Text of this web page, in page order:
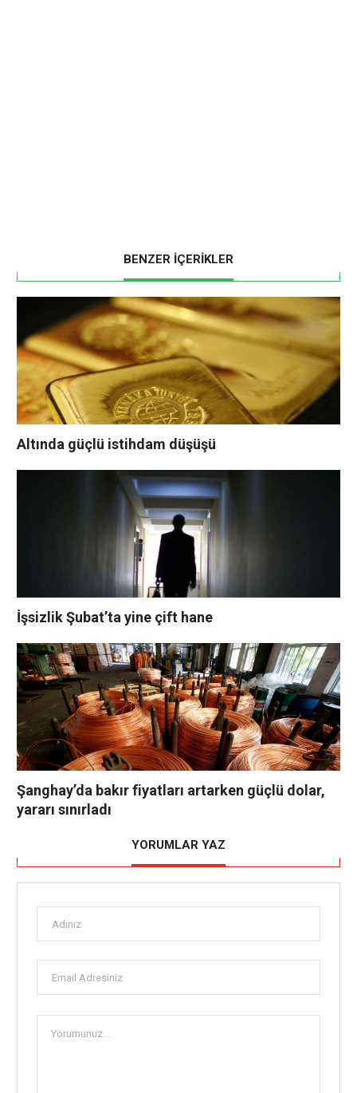
BENZER İÇERİKLER
Altında güçlü istihdam düşüşü
İşsizlik Şubat’ta yine çift hane
Şanghay’da bakır fiyatları artarken güçlü dolar,
yararı sınırladı
YORUMLAR YAZ